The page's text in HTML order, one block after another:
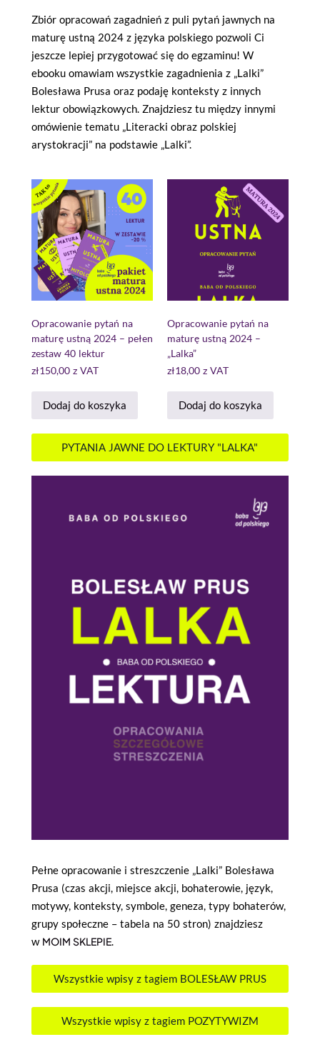
Zbiór opracowań zagadnień z puli pytań jawnych na
maturę ustną 2024 z języka polskiego pozwoli Ci
jeszcze lepiej przygotować się do egzaminu! W
ebooku omawiam wszystkie zagadnienia z „Lalki”
Bolesława Prusa oraz podaję konteksty z innych
lektur obowiązkowych. Znajdziesz tu między innymi
omówienie tematu „Literacki obraz polskiej
arystokracji” na podstawie „Lalki”.
Opracowanie pytań na
maturę ustną 2024 – pełen
zestaw 40 lektur
zł150,00 z VAT
Dodaj do koszyka
Opracowanie pytań na
maturę ustną 2024 –
„Lalka”
zł18,00 z VAT
Dodaj do koszyka
PYTANIA JAWNE DO LEKTURY "LALKA"
Pełne opracowanie i streszczenie „Lalki” Bolesława
Prusa (czas akcji, miejsce akcji, bohaterowie, język,
motywy, konteksty, symbole, geneza, typy bohaterów,
grupy społeczne – tabela na 50 stron) znajdziesz
w MOIM SKLEPIE.
Wszystkie wpisy z tagiem BOLESŁAW PRUS
Wszystkie wpisy z tagiem POZYTYWIZM